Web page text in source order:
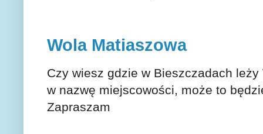
Wola Matiaszowa
Czy wiesz gdzie w Bieszczadach
w nazwę miejscowości, może to
Zapraszam